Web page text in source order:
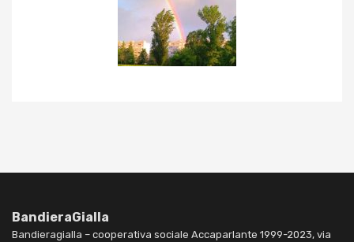
BandieraGialla
Bandieragialla – cooperativa sociale Accaparlante 1999-2023, via